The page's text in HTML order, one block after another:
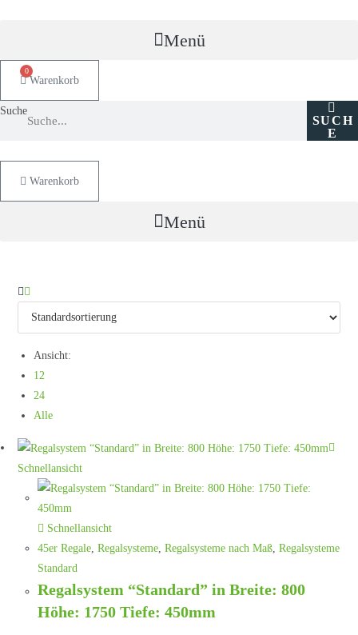
Menü
0
Warenkorb
Suche
SUCH
E
Warenkorb
Menü
Ansicht:
12
24
Alle
Schnellansicht
Schnellansicht
45er Regale,Regalsysteme,Regalsysteme nach Maß,Regalsysteme
Standard
Regalsystem “Standard” in Breite: 800
Höhe: 1750 Tiefe: 450mm